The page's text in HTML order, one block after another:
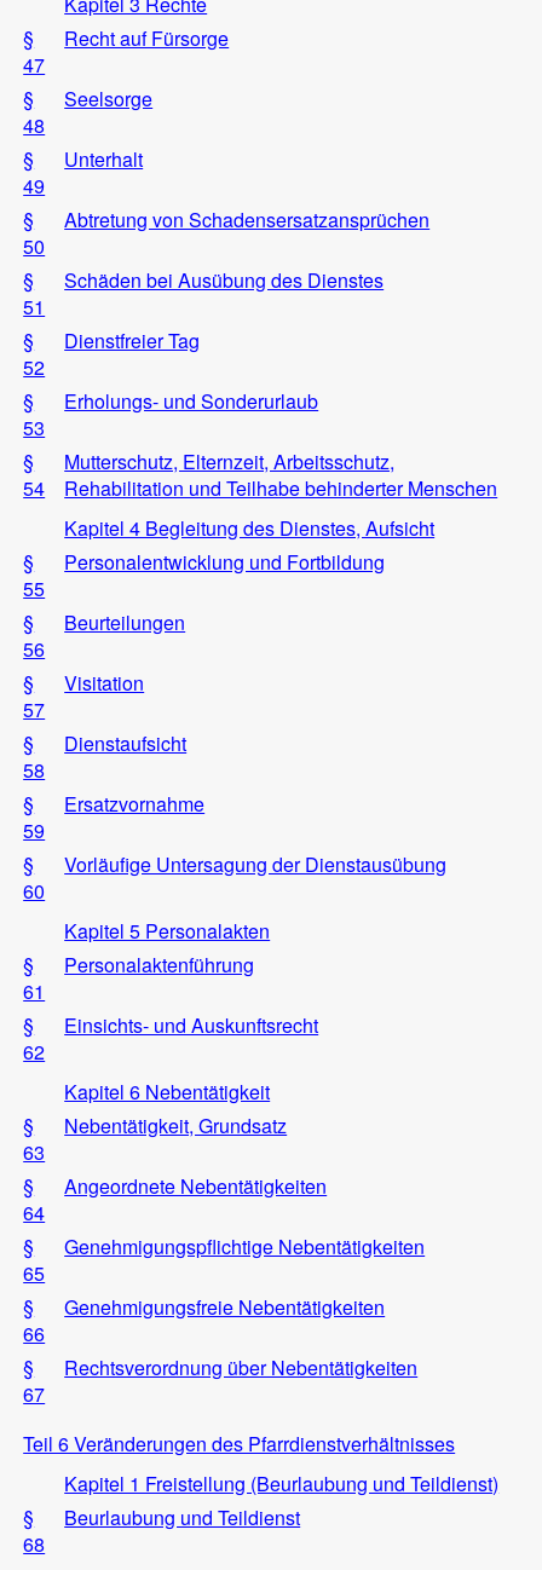
§
47
Recht auf Fürsorge
§
48
Seelsorge
§
49
Unterhalt
§
50
Abtretung von Schadensersatzansprüchen
§
51
Schäden bei Ausübung des Dienstes
§
52
Dienstfreier Tag
§
53
Erholungs- und Sonderurlaub
§
54
Mutterschutz, Elternzeit, Arbeitsschutz,
Rehabilitation und Teilhabe behinderter Menschen
Kapitel 4 Begleitung des Dienstes, Aufsicht
§
55
Personalentwicklung und Fortbildung
§
56
Beurteilungen
§
57
Visitation
§
58
Dienstaufsicht
§
59
Ersatzvornahme
§
60
Vorläufige Untersagung der Dienstausübung
Kapitel 5 Personalakten
§
61
Personalaktenführung
§
62
Einsichts- und Auskunftsrecht
Kapitel 6 Nebentätigkeit
§
63
Nebentätigkeit, Grundsatz
§
64
Angeordnete Nebentätigkeiten
§
65
Genehmigungspflichtige Nebentätigkeiten
§
66
Genehmigungsfreie Nebentätigkeiten
§
67
Rechtsverordnung über Nebentätigkeiten
Teil 6 Veränderungen des Pfarrdienstverhältnisses
Kapitel 1 Freistellung (Beurlaubung und Teildienst)
§
68
Beurlaubung und Teildienst